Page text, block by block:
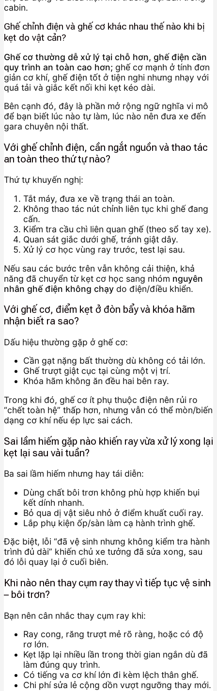
cabin.
Ghế chỉnh điện và ghế cơ khác nhau thế nào khi bị
kẹt do vật cản?
Ghế cơ thường dễ xử lý tại chỗ hơn, ghế điện cần
quy trình an toàn cao hơn; ghế cơ mạnh ở tính đơn
giản cơ khí, ghế điện tốt ở tiện nghi nhưng nhạy với
quá tải và giắc kết nối khi kẹt kéo dài.
Bên cạnh đó, đây là phần mở rộng ngữ nghĩa vi mô
để bạn biết lúc nào tự làm, lúc nào nên đưa xe đến
gara chuyên nội thất.
Với ghế chỉnh điện, cần ngắt nguồn và thao tác
an toàn theo thứ tự nào?
Thứ tự khuyến nghị:
Tắt máy, đưa xe về trạng thái an toàn.
Không thao tác nút chỉnh liên tục khi ghế đang
cấn.
Kiểm tra cầu chì liên quan ghế (theo sổ tay xe).
Quan sát giắc dưới ghế, tránh giật dây.
Xử lý cơ học vùng ray trước, test lại sau.
Nếu sau các bước trên vẫn không cải thiện, khả
năng đã chuyển từ kẹt cơ học sang nhóm nguyên
nhân ghế điện không chạy do điện/điều khiển.
Với ghế cơ, điểm kẹt ở đòn bẩy và khóa hãm
nhận biết ra sao?
Dấu hiệu thường gặp ở ghế cơ:
Cần gạt nặng bất thường dù không có tải lớn.
Ghế trượt giật cục tại cùng một vị trí.
Khóa hãm không ăn đều hai bên ray.
Trong khi đó, ghế cơ ít phụ thuộc điện nên rủi ro
“chết toàn hệ” thấp hơn, nhưng vẫn có thể mòn/biến
dạng cơ khí nếu ép lực sai cách.
Sai lầm hiếm gặp nào khiến ray vừa xử lý xong lại
kẹt lại sau vài tuần?
Ba sai lầm hiếm nhưng hay tái diễn:
Dùng chất bôi trơn không phù hợp khiến bụi
kết dính nhanh.
Bỏ qua dị vật siêu nhỏ ở điểm khuất cuối ray.
Lắp phụ kiện ốp/sàn làm cạ hành trình ghế.
Đặc biệt, lỗi “đã vệ sinh nhưng không kiểm tra hành
trình đủ dài” khiến chủ xe tưởng đã sửa xong, sau
đó lỗi quay lại ở cuối biên.
Khi nào nên thay cụm ray thay vì tiếp tục vệ sinh
– bôi trơn?
Bạn nên cân nhắc thay cụm ray khi:
Ray cong, răng trượt mẻ rõ ràng, hoặc có độ
rơ lớn.
Kẹt lặp lại nhiều lần trong thời gian ngắn dù đã
làm đúng quy trình.
Có tiếng va cơ khí lớn đi kèm lệch thân ghế.
Chi phí sửa lẻ cộng dồn vượt ngưỡng thay mới.